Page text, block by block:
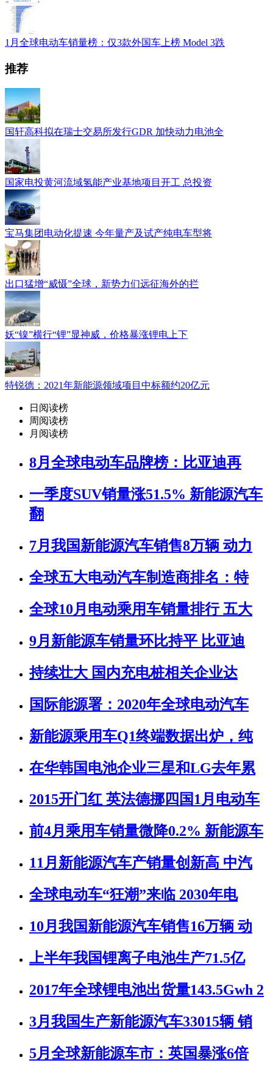
1月全球电动车销量榜：仅3款外国车上榜 Model 3跌
推荐
国轩高科拟在瑞士交易所发行GDR 加快动力电池全
国家电投黄河流域氢能产业基地项目开工 总投资
宝马集团电动化提速 今年量产及试产纯电车型将
出口猛增“威慑”全球，新势力们远征海外的拦
妖“镍”横行“锂”显神威，价格暴涨锂电上下
特锐德：2021年新能源领域项目中标额约20亿元
日阅读榜
周阅读榜
月阅读榜
8月全球电动车品牌榜：比亚迪再
一季度SUV销量涨51.5% 新能源汽车
翻
7月我国新能源汽车销售8万辆 动力
全球五大电动汽车制造商排名：特
全球10月电动乘用车销量排行 五大
9月新能源车销量环比持平 比亚迪
持续壮大 国内充电桩相关企业达
国际能源署：2020年全球电动汽车
新能源乘用车Q1终端数据出炉，纯
在华韩国电池企业三星和LG去年累
2015开门红 英法德挪四国1月电动车
前4月乘用车销量微降0.2% 新能源车
11月新能源汽车产销量创新高 中汽
全球电动车“狂潮”来临 2030年电
10月我国新能源汽车销售16万辆 动
上半年我国锂离子电池生产71.5亿
2017年全球锂电池出货量143.5Gwh 2
3月我国生产新能源汽车33015辆 销
5月全球新能源车市：英国暴涨6倍